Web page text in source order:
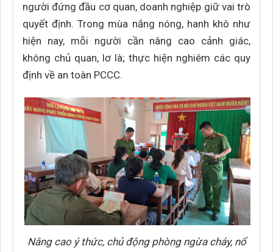
người đứng đầu cơ quan, doanh nghiệp giữ vai trò
quyết định. Trong mùa nắng nóng, hanh khô như
hiện nay, mỗi người cần nâng cao cảnh giác,
không chủ quan, lơ là; thực hiện nghiêm các quy
định về an toàn PCCC.
Nâng cao ý thức, chủ động phòng ngừa cháy, nổ